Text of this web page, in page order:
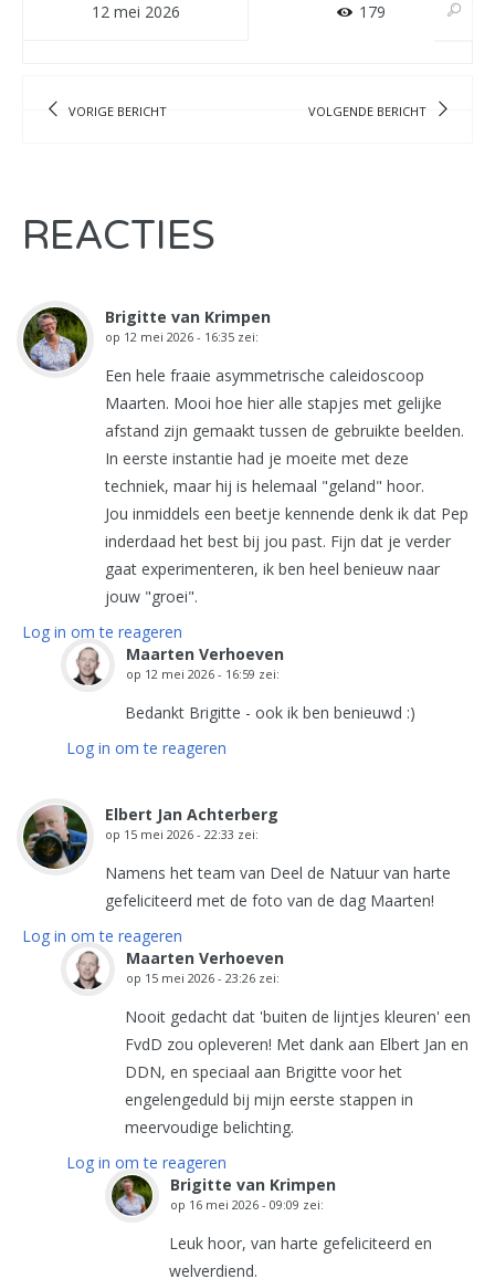
12 mei 2026 179
VORIGE BERICHT VOLGENDE BERICHT
REACTIES
Brigitte van Krimpen
op 12 mei 2026 - 16:35 zei:
Een hele fraaie asymmetrische caleidoscoop
Maarten. Mooi hoe hier alle stapjes met gelijke
afstand zijn gemaakt tussen de gebruikte beelden.
In eerste instantie had je moeite met deze
techniek, maar hij is helemaal "geland" hoor.
Jou inmiddels een beetje kennende denk ik dat Pep
inderdaad het best bij jou past. Fijn dat je verder
gaat experimenteren, ik ben heel benieuw naar
jouw "groei".
Log in om te reageren
Maarten Verhoeven
op 12 mei 2026 - 16:59 zei:
Bedankt Brigitte - ook ik ben benieuwd :)
Log in om te reageren
Elbert Jan Achterberg
op 15 mei 2026 - 22:33 zei:
Namens het team van Deel de Natuur van harte
gefeliciteerd met de foto van de dag Maarten!
Log in om te reageren
Maarten Verhoeven
op 15 mei 2026 - 23:26 zei:
Nooit gedacht dat 'buiten de lijntjes kleuren' een
FvdD zou opleveren! Met dank aan Elbert Jan en
DDN, en speciaal aan Brigitte voor het
engelengeduld bij mijn eerste stappen in
meervoudige belichting.
Log in om te reageren
Brigitte van Krimpen
op 16 mei 2026 - 09:09 zei:
Leuk hoor, van harte gefeliciteerd en
welverdiend.